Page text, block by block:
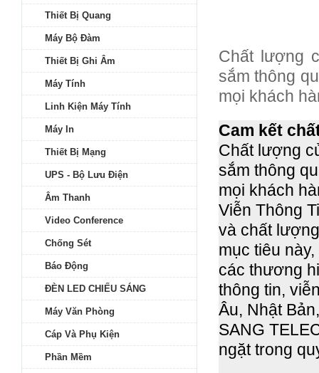
Chất lượng
sắm thông
mọi khách
Cam kết
Chất lượng
sắm thông
mọi khách
Viễn Thông
và chất
mục tiêu
các thương
thông tin,
Âu, Nhật
SANG
ngặt trong
Thiết Bị Quang
Máy Bộ Đàm
Thiết Bị Ghi Âm
Máy Tính
Linh Kiện Máy Tính
Máy In
Thiết Bị Mạng
UPS - Bộ Lưu Điện
Âm Thanh
Video Conference
Chống Sét
Báo Động
ĐÈN LED CHIẾU SÁNG
Máy Văn Phòng
Cáp Và Phụ Kiện
Phần Mềm